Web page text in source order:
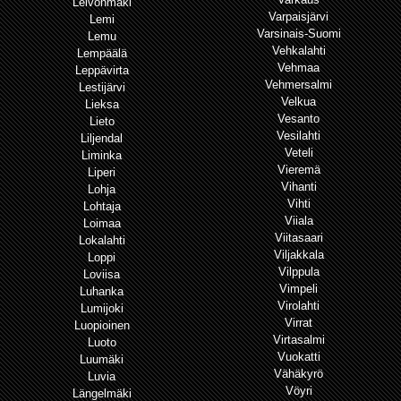
Lemi
Lemu
Lempäälä
Leppävirta
Lestijärvi
Lieksa
Lieto
Liljendal
Liminka
Liperi
Lohja
Lohtaja
Loimaa
Lokalahti
Loppi
Loviisa
Luhanka
Lumijoki
Luopioinen
Luoto
Luumäki
Luvia
Längelmäki
Varpaisjärvi
Varsinais-Suomi
Vehkalahti
Vehmaa
Vehmersalmi
Velkua
Vesanto
Vesilahti
Veteli
Vieremä
Vihanti
Vihti
Viiala
Viitasaari
Viljakkala
Vilppula
Vimpeli
Virolahti
Virrat
Virtasalmi
Vuokatti
Vähäkyrö
Vöyri